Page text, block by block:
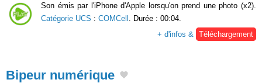
Son émis par l'iPhone d'Apple lorsqu'on prend une photo (x2).
Catégorie UCS : COMCell . Durée : 00:04.
+ d'infos &
Téléchargement
Bipeur numérique